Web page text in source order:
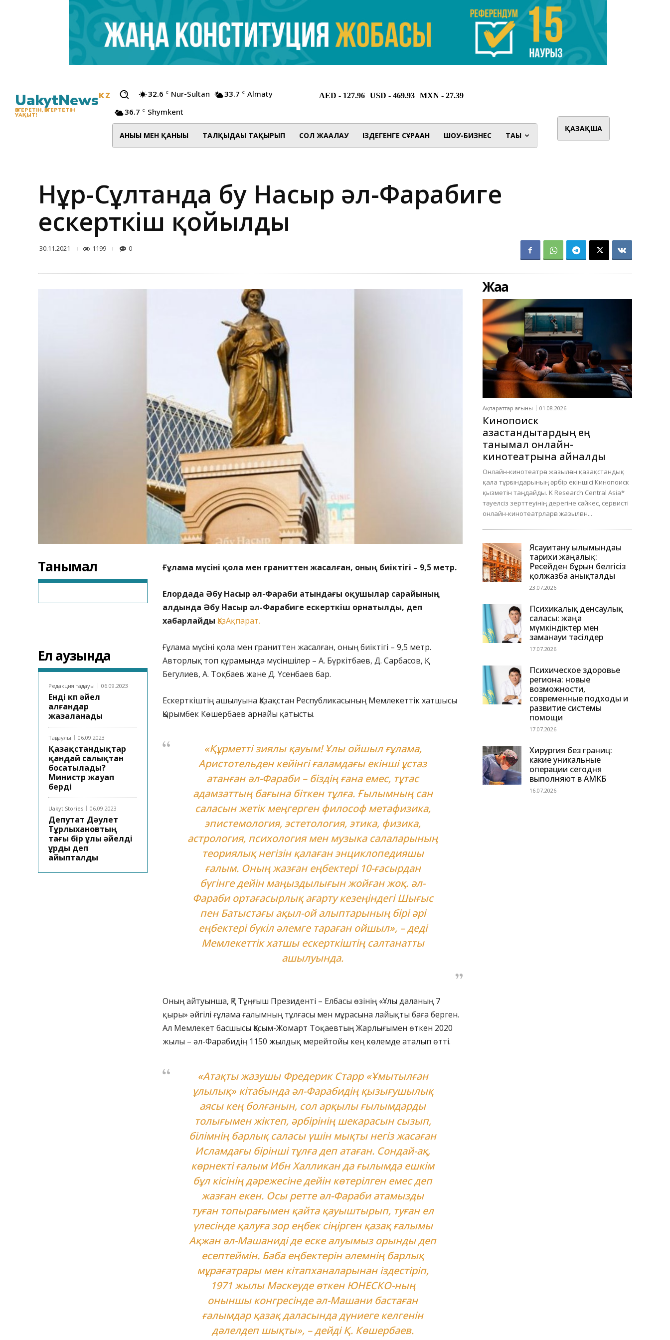
UakytNewsKZ
ӨЗГЕРЕТІН, ӨЗГЕРТЕТІН
УАҚЫТ!
32.6 C Nur-Sultan 33.7 C Almaty
36.7 C Shymkent
АНЫҒЫ МЕН ҚАНЫҒЫ ТАЛҚЫДАҒЫ ТАҚЫРЫП СОЛ ЖАҒАЛАУ ІЗДЕГЕНГЕ СҰРАҒАН ШОУ-БИЗНЕС ТАҒЫ
ҚАЗАҚША
Нұр-Сұлтанда Әбу Насыр әл-Фарабиге
ескерткіш қойылды
30.11.2021 1199 0
Танымал
Ел аузында
Редакция таңдауы 06.09.2023
Енді көп әйел
алғандар
жазаланады
Таңдаулы 06.09.2023
Қазақстандықтар
қандай салықтан
босатылады?
Министр жауап
берді
Uakyt Stories 06.09.2023
Депутат Дәулет
Тұрлыхановтың
тағы бір ұлы әйелді
ұрды деп
айыпталды
Ғұлама мүсіні қола мен граниттен жасалған, оның биіктігі – 9,5 метр.
Елордада Әбу Насыр әл-Фараби атындағы оқушылар сарайының
алдында Әбу Насыр әл-Фарабиге ескерткіш орнатылды, деп
хабарлайды ҚазАқпарат.
Ғұлама мүсіні қола мен граниттен жасалған, оның биіктігі – 9,5 метр.
Авторлық топ құрамында мүсіншілер – А. Бүркітбаев, Д. Сарбасов, Қ.
Бегулиев, А. Тоқбаев және Д. Үсенбаев бар.
Ескерткіштің ашылуына Қазақстан Республикасының Мемлекеттік хатшысы
Қырымбек Көшербаев арнайы қатысты.
«Құрметті зиялы қауым! Ұлы ойшыл ғұлама,
Аристотельден кейінгі ғаламдағы екінші ұстаз
атанған әл-Фараби – біздің ғана емес, тұтас
адамзаттың бағына біткен тұлға. Ғылымның сан
саласын жетік меңгерген философ метафизика,
эпистемология, эстетология, этика, физика,
астрология, психология мен музыка салаларының
теориялық негізін қалаған энциклопедияшы
ғалым. Оның жазған еңбектері 10-ғасырдан
бүгінге дейін маңыздылығын жойған жоқ. әл-
Фараби ортағасырлық ағарту кезеңіндегі Шығыс
пен Батыстағы ақыл-ой алыптарының бірі әрі
еңбектері бүкіл әлемге тараған ойшыл», – деді
Мемлекеттік хатшы ескерткіштің салтанатты
ашылуында.
Оның айтуынша, ҚР Тұңғыш Президенті – Елбасы өзінің «Ұлы даланың 7
қыры» әйгілі ғұлама ғалымның тұлғасы мен мұрасына лайықты баға берген.
Ал Мемлекет басшысы Қасым-Жомарт Тоқаевтың Жарлығымен өткен 2020
жылы – әл-Фарабидің 1150 жылдық мерейтойы кең көлемде аталып өтті.
«Атақты жазушы Фредерик Старр «Ұмытылған
ұлылық» кітабында әл-Фарабидің қызығушылық
аясы кең болғанын, сол арқылы ғылымдарды
толығымен жіктеп, әрбірінің шекарасын сызып,
білімнің барлық саласы үшін мықты негіз жасаған
Исламдағы бірінші тұлға деп атаған. Сондай-ақ,
көрнекті ғалым Ибн Халликан да ғылымда ешкім
бұл кісінің дәрежесіне дейін көтерілген емес деп
жазған екен. Осы ретте әл-Фараби атамызды
туған топырағымен қайта қауыштырып, туған ел
үлесінде қалуға зор еңбек сіңірген қазақ ғалымы
Ақжан әл-Машаниді де еске алуымыз орынды деп
есептеймін. Баба еңбектерін әлемнің барлық
мұрағатрары мен кітапханаларынан іздестіріп,
1971 жылы Мәскеуде өткен ЮНЕСКО-ның
оныншы конгресінде әл-Машани бастаған
ғалымдар қазақ даласында дүниеге келгенін
дәлелдеп шықты», – дейді Қ. Көшербаев.
Жаңа
Ақпараттар ағыны 01.08.2026
Кинопоиск
қазақстандықтардың ең
танымал онлайн-
кинотеатрына айналды
Онлайн-кинотеатрға жазылған қазақстандық
қала тұрғындарының әрбір екіншісі Кинопоиск
қызметін таңдайды. K Research Central Asia*
тәуелсіз зерттеуінің дерегіне сәйкес, сервисті
онлайн-кинотеатрларға жазылған...
Ясауитану ғылымындағы
тарихи жаңалық:
Ресейден бұрын белгісіз
қолжазба анықталды
23.07.2026
Психикалық денсаулық
саласы: жаңа
мүмкіндіктер мен
заманауи тәсілдер
17.07.2026
Психическое здоровье
региона: новые
возможности,
современные подходы и
развитие системы
помощи
17.07.2026
Хирургия без границ:
какие уникальные
операции сегодня
выполняют в АМКБ
16.07.2026